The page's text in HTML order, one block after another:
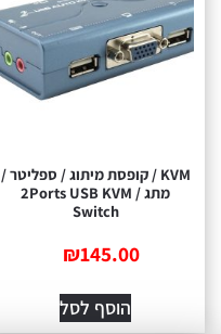
KVM / קופסת מיתוג / ספליטר /
מתג / 2Ports USB KVM
Switch
₪145.00
הוסף לסל